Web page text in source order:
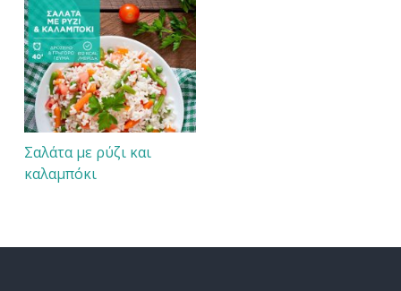
Σαλάτα με ρύζι και
καλαμπόκι